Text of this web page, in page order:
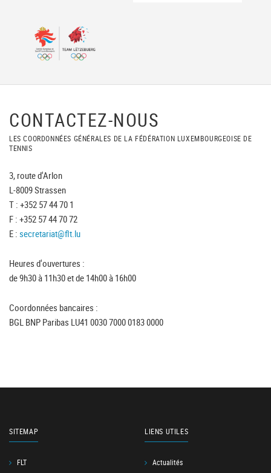
CONTACTEZ-NOUS
LES COORDONNÉES GÉNÉRALES DE LA FÉDÉRATION LUXEMBOURGEOISE DE
TENNIS
3, route d'Arlon
L-8009 Strassen
T : +352 57 44 70 1
F : +352 57 44 70 72
E : secretariat@flt.lu
Heures d'ouvertures :
de 9h30 à 11h30 et de 14h00 à 16h00
Coordonnées bancaires :
BGL BNP Paribas LU41 0030 7000 0183 0000
SITEMAP
FLT
LIENS UTILES
Actualités